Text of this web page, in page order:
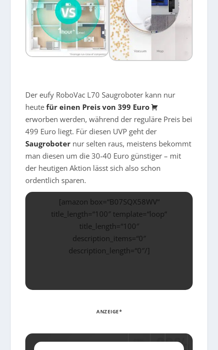
Der eufy RoboVac L70 Saugroboter kann nur
heutefür einen Preis von 399 Euro
erworben werden, während der reguläre Preis bei
499 Euro liegt. Für diesen UVP geht der
Saugroboter nur selten raus, meistens bekommt
man diesen um die 30-40 Euro günstiger – mit
der heutigen Aktion lässt sich also schon
ordentlich sparen.
[amazon box=“B07SQX58WV“
title_length=“100″ template=“loop“
title_length=“100″
description_items=“0″
description_length=“0″/]
ANZEIGE*